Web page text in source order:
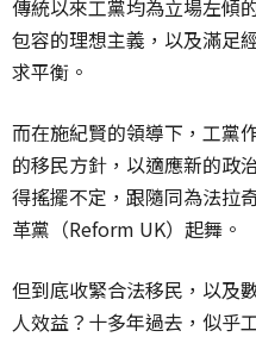
傳統以來工黨均為立場左傾
包容的理想主義，以及滿足
求平衡。
而在施紀賢的領導下，工黨
的移民方針，以適應新的政
得搖擺不定，跟隨同為法拉
革黨（Reform UK）起舞。
但到底收緊合法移民，以及
人效益？十多年過去，似乎